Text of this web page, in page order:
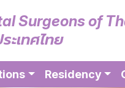
Surgeons of
เทศไทย
Residency